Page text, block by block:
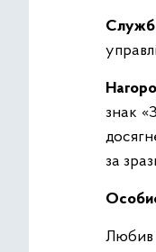
знак
за
Любив